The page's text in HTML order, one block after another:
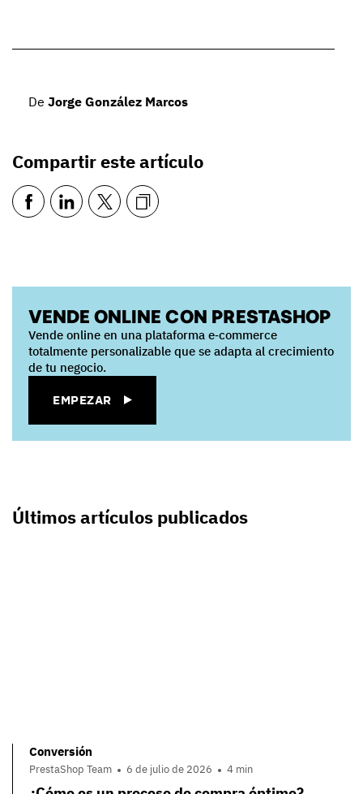
De Jorge González Marcos
Compartir este artículo
VENDE ONLINE CON PRESTASHOP
Vende online en una plataforma e‑commerce
totalmente personalizable que se adapta al crecimiento
de tu negocio.
EMPEZAR
Últimos artículos publicados
Conversión
PrestaShop Team 6 de julio de 2026 4 min